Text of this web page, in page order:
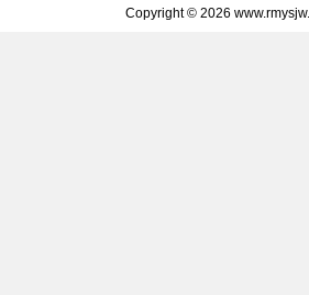
Copyright © 2026